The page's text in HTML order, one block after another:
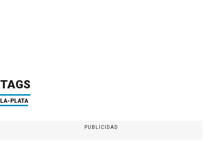
TAGS
LA-PLATA
PUBLICIDAD